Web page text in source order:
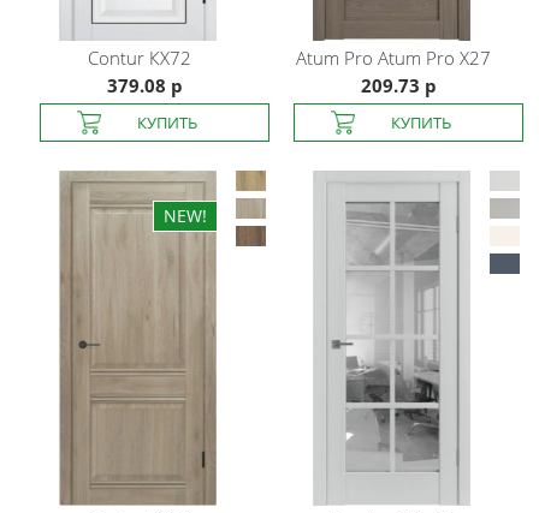
ConturКХ72
379.08 р
Atum Pro Atum Pro X27
209.73 р